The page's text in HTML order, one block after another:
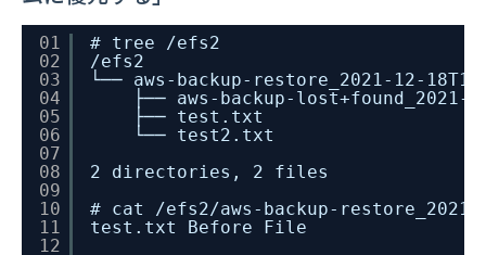
01
02
03
04
05
06
07
08
09
10
11
12
# tree /efs2
/efs2
└── aws-backup-restore_2021-12-
├── aws-backup-lost+found_2021-
├── test.txt
└── test2.txt
2 directories, 2 files
# cat /efs2/aws-backup-
test.txt Before File